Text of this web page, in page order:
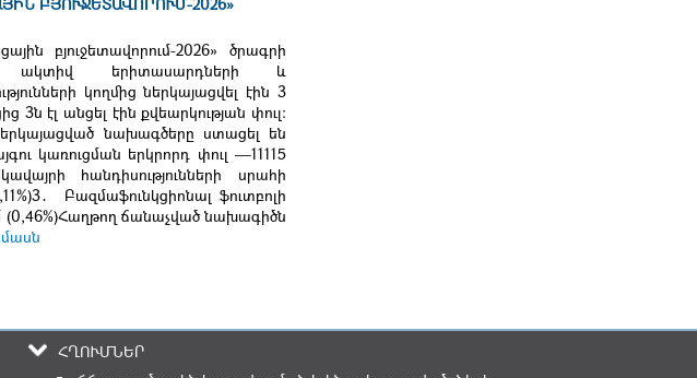
բյուջետավորում-2026» ծրագրի
ակտիվ երիտասարդների և
կողմից ներկայացվել էին 3
էլ անցել էին քվեարկության փուլ։
նախագծերը ստացել են
կառուցման երկրորդ փուլ —11115
հանդիսությունների սրահի
Բազմաֆունկցիոնալ ֆուտբոլի
ճանաչված նախագիծն
ՀՂՈՒՄՆԵՐ